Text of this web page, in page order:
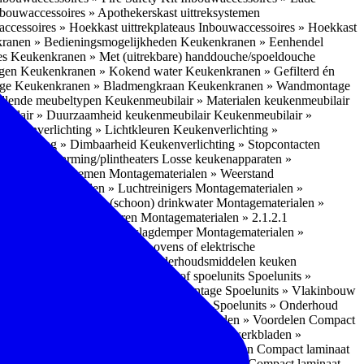
» Apothekerskast uittreksystemen
» Hoekkast uittrekplateaus Inbouwaccessoires » Hoekkast
» Bedieningsmogelijkheden Keukenkranen » Eenhendel
Keukenkranen » Met (uitrekbare) handdouche/spoeldouche
Keukenkranen » Kokend waterKeukenkranen » Gefilterd én
Keukenkranen » Bladmengkraan Keukenkranen » Wandmontage
meubeltypen Keukenmeubilair » Materialen keukenmeubilair
» Duurzaamheid keukenmeubilairKeukenmeubilair »
Keukenverlichting » Lichtkleuren Keukenverlichting »
» Dimbaarheid Keukenverlichting » Stopcontacten
» Plintverwarming/plintheaters Losse keukenapparaten »
Montagematerialen » Weerstand
Montagematerialen » Luchtreinigers Montagematerialen »
voor (schoon) drinkwaterMontagematerialen »
van lades en deuren Montagematerialen » 2.1.2.1
Montagematerialen » WaterslagdemperMontagematerialen »
» Kabels voor ovens of elektrische
Montagematerialen » Onderhoudsmiddelen keuken
Spoelunits » Kunststof spoelunits Spoelunits »
Spoelunits » Montage Spoelunits » Vlakinbouw
Spoelunits » Rimless-methodeSpoelunits » Onderhoud
Compact laminaat werkbladen » Voordelen Compact
Compact laminaat werkbladen »
randafwerking Compact laminaat werkbladen Compact laminaat